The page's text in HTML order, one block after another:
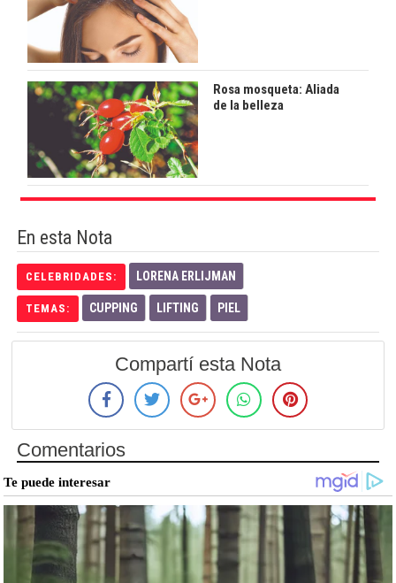
Rosa mosqueta: Aliada
de la belleza
En esta Nota
CELEBRIDADES: LORENA ERLIJMAN
TEMAS: CUPPING LIFTING PIEL
Compartí esta Nota
Comentarios